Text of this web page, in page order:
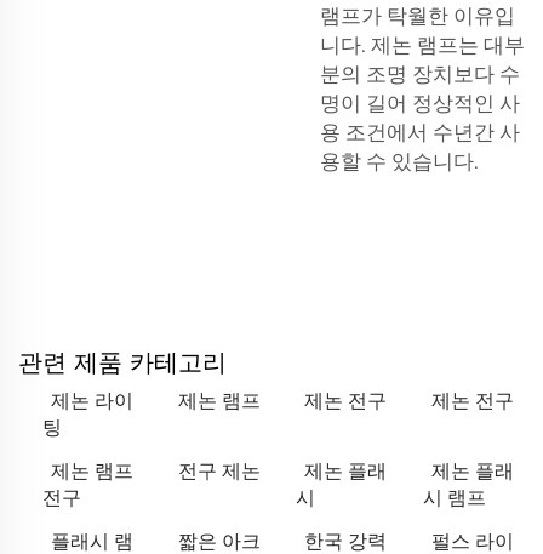
램프가 탁월한 이유입
니다. 제논 램프는 대부
분의 조명 장치보다 수
명이 길어 정상적인 사
용 조건에서 수년간 사
용할 수 있습니다.
관련 제품 카테고리
제논 라이
팅
제논 램프 제논 전구 제논 전구
제논 램프
전구
전구 제논
제논 플래
시
제논 플래
시 램프
플래시 램
짧은 아크
한국 강력
펄스 라이